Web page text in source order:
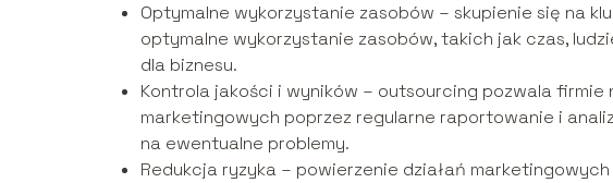
Optymalne wykorzystanie zasobów – skupienie się na
optymalne wykorzystanie zasobów, takich jak czas,
dla biznesu.
Kontrola jakości i wyników – outsourcing pozwala firmie
marketingowych poprzez regularne raportowanie i
na ewentualne problemy.
Redukcja ryzyka – powierzenie działań